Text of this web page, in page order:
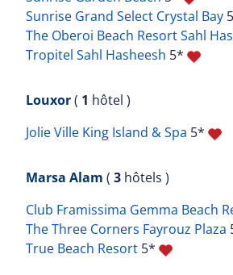
Sunrise Grand Select Crystal Bay
The Oberoi Beach Resort Sahl
Tropitel Sahl Hasheesh 5*
Louxor( 1 hôtel )
Jolie Ville King Island & Spa 5*
Marsa Alam ( 3 hôtels )
Club Framissima Gemma Beach
The Three Corners Fayrouz Plaza
True Beach Resort 5*